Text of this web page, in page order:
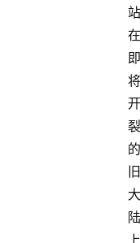
站
在
即
将
开
裂
的
旧
大
陆
上